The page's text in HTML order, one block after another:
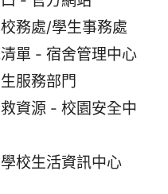
務處/學生事務處
單 - 宿舍管理中心
服務部門
資源 - 校園安全中
校生活資訊中心